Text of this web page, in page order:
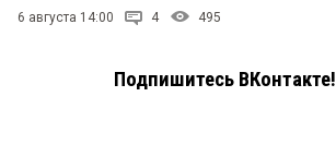
6 августа 14:00 4 495
Подпишитесь ВКонтакте!